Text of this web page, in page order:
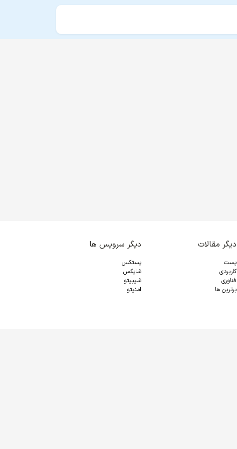
دیگر مقالات
پست
کاربردی
فناوری
برترین ها
دیگر سرویس ها
پستکس
شاپکس
شیپیتو
امنیتو